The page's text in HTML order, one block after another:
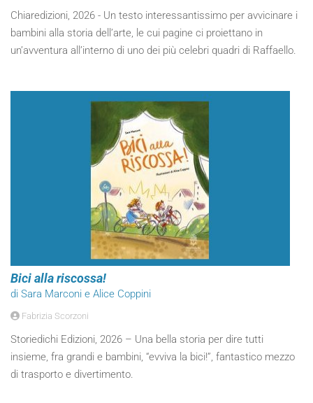
Chiaredizioni, 2026 - Un testo interessantissimo per avvicinare i
bambini alla storia dell’arte, le cui pagine ci proiettano in
un’avventura all’interno di uno dei più celebri quadri di Raffaello.
Bici alla riscossa!
di Sara Marconi e Alice Coppini
Fabrizia Scorzoni
Storiedichi Edizioni, 2026 – Una bella storia per dire tutti
insieme, fra grandi e bambini, “evviva la bici!”, fantastico mezzo
di trasporto e divertimento.